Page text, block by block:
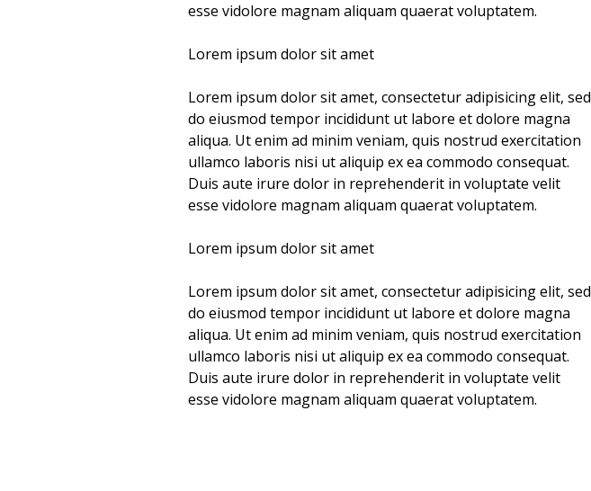
esse vidolore magnam aliquam quaerat voluptatem.
Lorem ipsum dolor sit amet
Lorem ipsum dolor sit amet, consectetur adipisicing elit, sed
do eiusmod tempor incididunt ut labore et dolore magna
aliqua. Ut enim ad minim veniam, quis nostrud exercitation
ullamco laboris nisi ut aliquip ex ea commodo consequat.
Duis aute irure dolor in reprehenderit in voluptate velit
esse vidolore magnam aliquam quaerat voluptatem.
Lorem ipsum dolor sit amet
Lorem ipsum dolor sit amet, consectetur adipisicing elit, sed
do eiusmod tempor incididunt ut labore et dolore magna
aliqua. Ut enim ad minim veniam, quis nostrud exercitation
ullamco laboris nisi ut aliquip ex ea commodo consequat.
Duis aute irure dolor in reprehenderit in voluptate velit
esse vidolore magnam aliquam quaerat voluptatem.